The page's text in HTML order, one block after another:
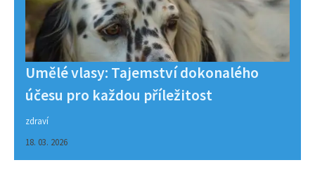
Umělé vlasy: Tajemství dokonalého
účesu pro každou příležitost
zdraví
18. 03. 2026